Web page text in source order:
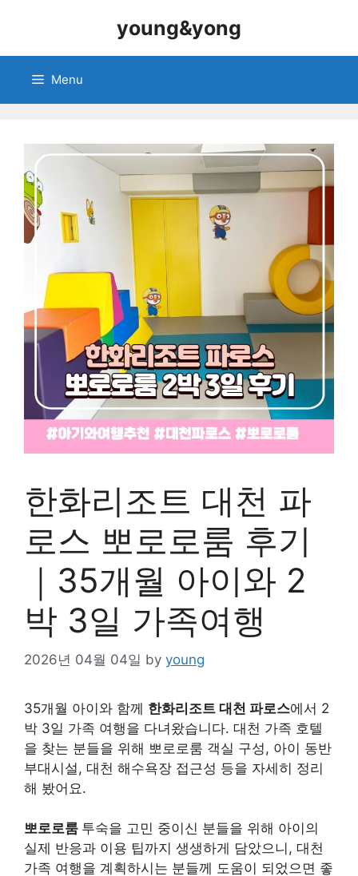
young&yong
Menu
한화리조트 대천 파
로스 뽀로로룸 후기
｜35개월 아이와 2
박 3일 가족여행
2026년 04월 04일 by young
35개월 아이와 함께 한화리조트 대천 파로스에서 2
박 3일 가족 여행을 다녀왔습니다. 대천 가족 호텔
을 찾는 분들을 위해 뽀로로룸 객실 구성, 아이 동반
부대시설, 대천 해수욕장 접근성 등을 자세히 정리
해 봤어요.
뽀로로룸 투숙을 고민 중이신 분들을 위해 아이의
실제 반응과 이용 팁까지 생생하게 담았으니, 대천
가족 여행을 계획하시는 분들께 도움이 되었으면 좋